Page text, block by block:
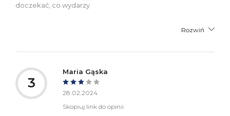
doczekać, co wydarzy
Rozwiń
3
Maria Gąska
28.02.2024
Skopiuj link do opinii